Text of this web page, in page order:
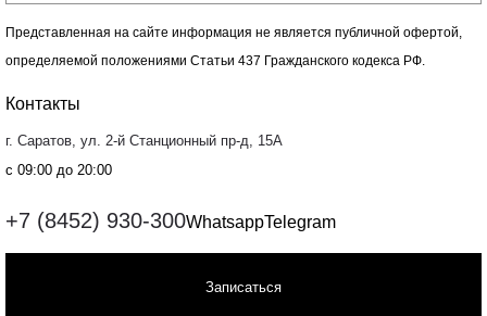
Представленная на сайте информация не является публичной офертой,
определяемой положениями Статьи 437 Гражданского кодекса РФ.
Контакты
г. Саратов, ул. 2-й Станционный пр-д, 15А
с 09:00 до 20:00
+7 (8452) 930-300WhatsappTelegram
Записаться